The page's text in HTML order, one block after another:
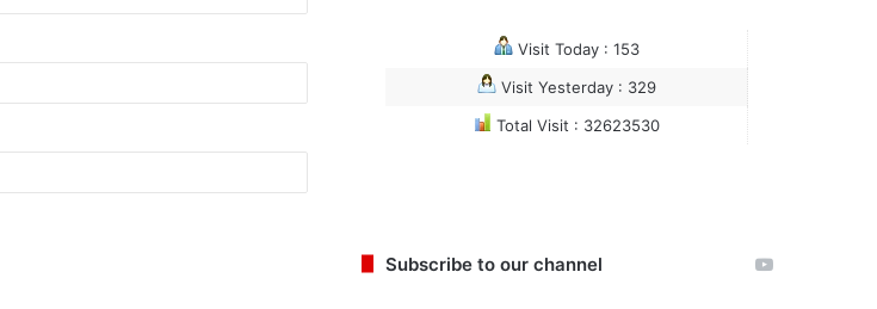
Visit Today : 153
Visit Yesterday : 329
Total Visit : 32623530
Subscribe to our channel